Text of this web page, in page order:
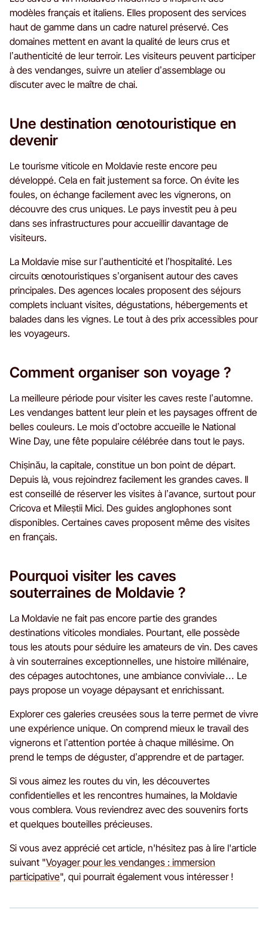
modèles français et italiens. Elles proposent des services
haut de gamme dans un cadre naturel préservé. Ces
domaines mettent en avant la qualité de leurs crus et
l’authenticité de leur terroir. Les visiteurs peuvent participer
à des vendanges, suivre un atelier d’assemblage ou
discuter avec le maître de chai.
Une destination œnotouristique en
devenir
Le tourisme viticole en Moldavie reste encore peu
développé. Cela en fait justement sa force. On évite les
foules, on échange facilement avec les vignerons, on
découvre des crus uniques. Le pays investit peu à peu
dans ses infrastructures pour accueillir davantage de
visiteurs.
La Moldavie mise sur l’authenticité et l’hospitalité. Les
circuits œnotouristiques s’organisent autour des caves
principales. Des agences locales proposent des séjours
complets incluant visites, dégustations, hébergements et
balades dans les vignes. Le tout à des prix accessibles pour
les voyageurs.
Comment organiser son voyage ?
La meilleure période pour visiter les caves reste l’automne.
Les vendanges battent leur plein et les paysages offrent de
belles couleurs. Le mois d’octobre accueille le National
Wine Day, une fête populaire célébrée dans tout le pays.
Chișinău, la capitale, constitue un bon point de départ.
Depuis là, vous rejoindrez facilement les grandes caves. Il
est conseillé de réserver les visites à l’avance, surtout pour
Cricova et Mileștii Mici. Des guides anglophones sont
disponibles. Certaines caves proposent même des visites
en français.
Pourquoi visiter les caves
souterraines de Moldavie ?
La Moldavie ne fait pas encore partie des grandes
destinations viticoles mondiales. Pourtant, elle possède
tous les atouts pour séduire les amateurs de vin. Des caves
à vin souterraines exceptionnelles, une histoire millénaire,
des cépages autochtones, une ambiance conviviale… Le
pays propose un voyage dépaysant et enrichissant.
Explorer ces galeries creusées sous la terre permet de vivre
une expérience unique. On comprend mieux le travail des
vignerons et l’attention portée à chaque millésime. On
prend le temps de déguster, d’apprendre et de partager.
Si vous aimez les routes du vin, les découvertes
confidentielles et les rencontres humaines, la Moldavie
vous comblera. Vous reviendrez avec des souvenirs forts
et quelques bouteilles précieuses.
Si vous avez apprécié cet article, n'hésitez pas à lire l'article
suivant "Voyager pour les vendanges : immersion
participative", qui pourrait également vous intéresser !